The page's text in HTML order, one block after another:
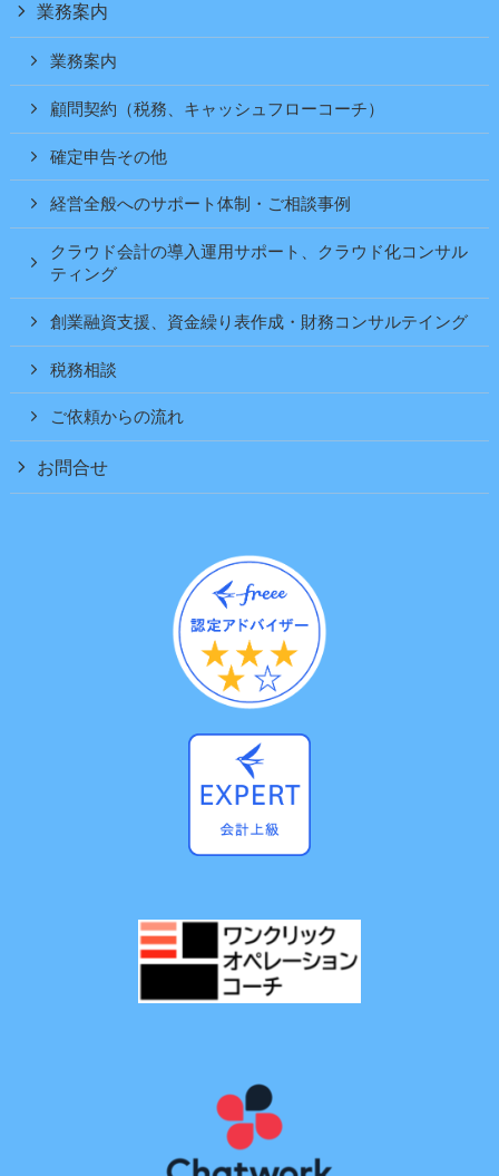
業務案内
業務案内
顧問契約（税務、キャッシュフローコーチ）
確定申告その他
経営全般へのサポート体制・ご相談事例
クラウド会計の導入運用サポート、クラウド化コンサル
ティング
創業融資支援、資金繰り表作成・財務コンサルテイング
税務相談
ご依頼からの流れ
お問合せ